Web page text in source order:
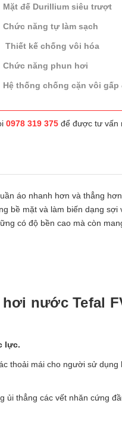
Mặt đế Durillium siêu trượt
Chức năng tự làm sạch
Thiết kế chống vôi hóa
Chức năng phun hơi
Hệ thống chống cặn vôi gấp
0978 319 375để được tư vấn
áo nhanh hơn và thẳng
bề mặt và làm biến dạng sợi
có độ bền cao mà còn
nước Tefal
lực.
thoải mái cho người sử
ủi thẳng các vết nhăn cứng